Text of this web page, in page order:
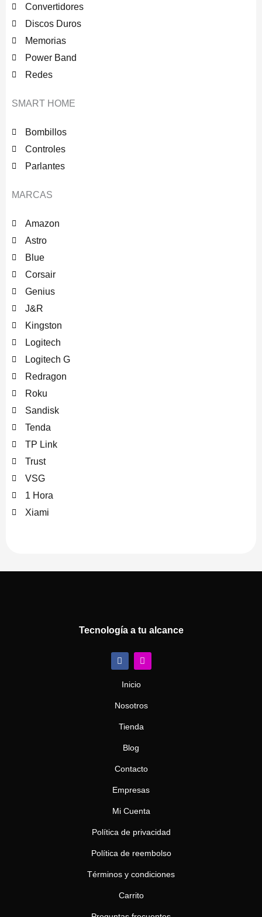
Convertidores
Discos Duros
Memorias
Power Band
Redes
SMART HOME
Bombillos
Controles
Parlantes
MARCAS
Amazon
Astro
Blue
Corsair
Genius
J&R
Kingston
Logitech
Logitech G
Redragon
Roku
Sandisk
Tenda
TP Link
Trust
VSG
1 Hora
Xiami
Tecnología a tu alcance
F
a
e
o
I
n
r
m
Inicio
Nosotros
Tienda
Blog
Contacto
Empresas
Mi Cuenta
Política de privacidad
Política de reembolso
Términos y condiciones
Carrito